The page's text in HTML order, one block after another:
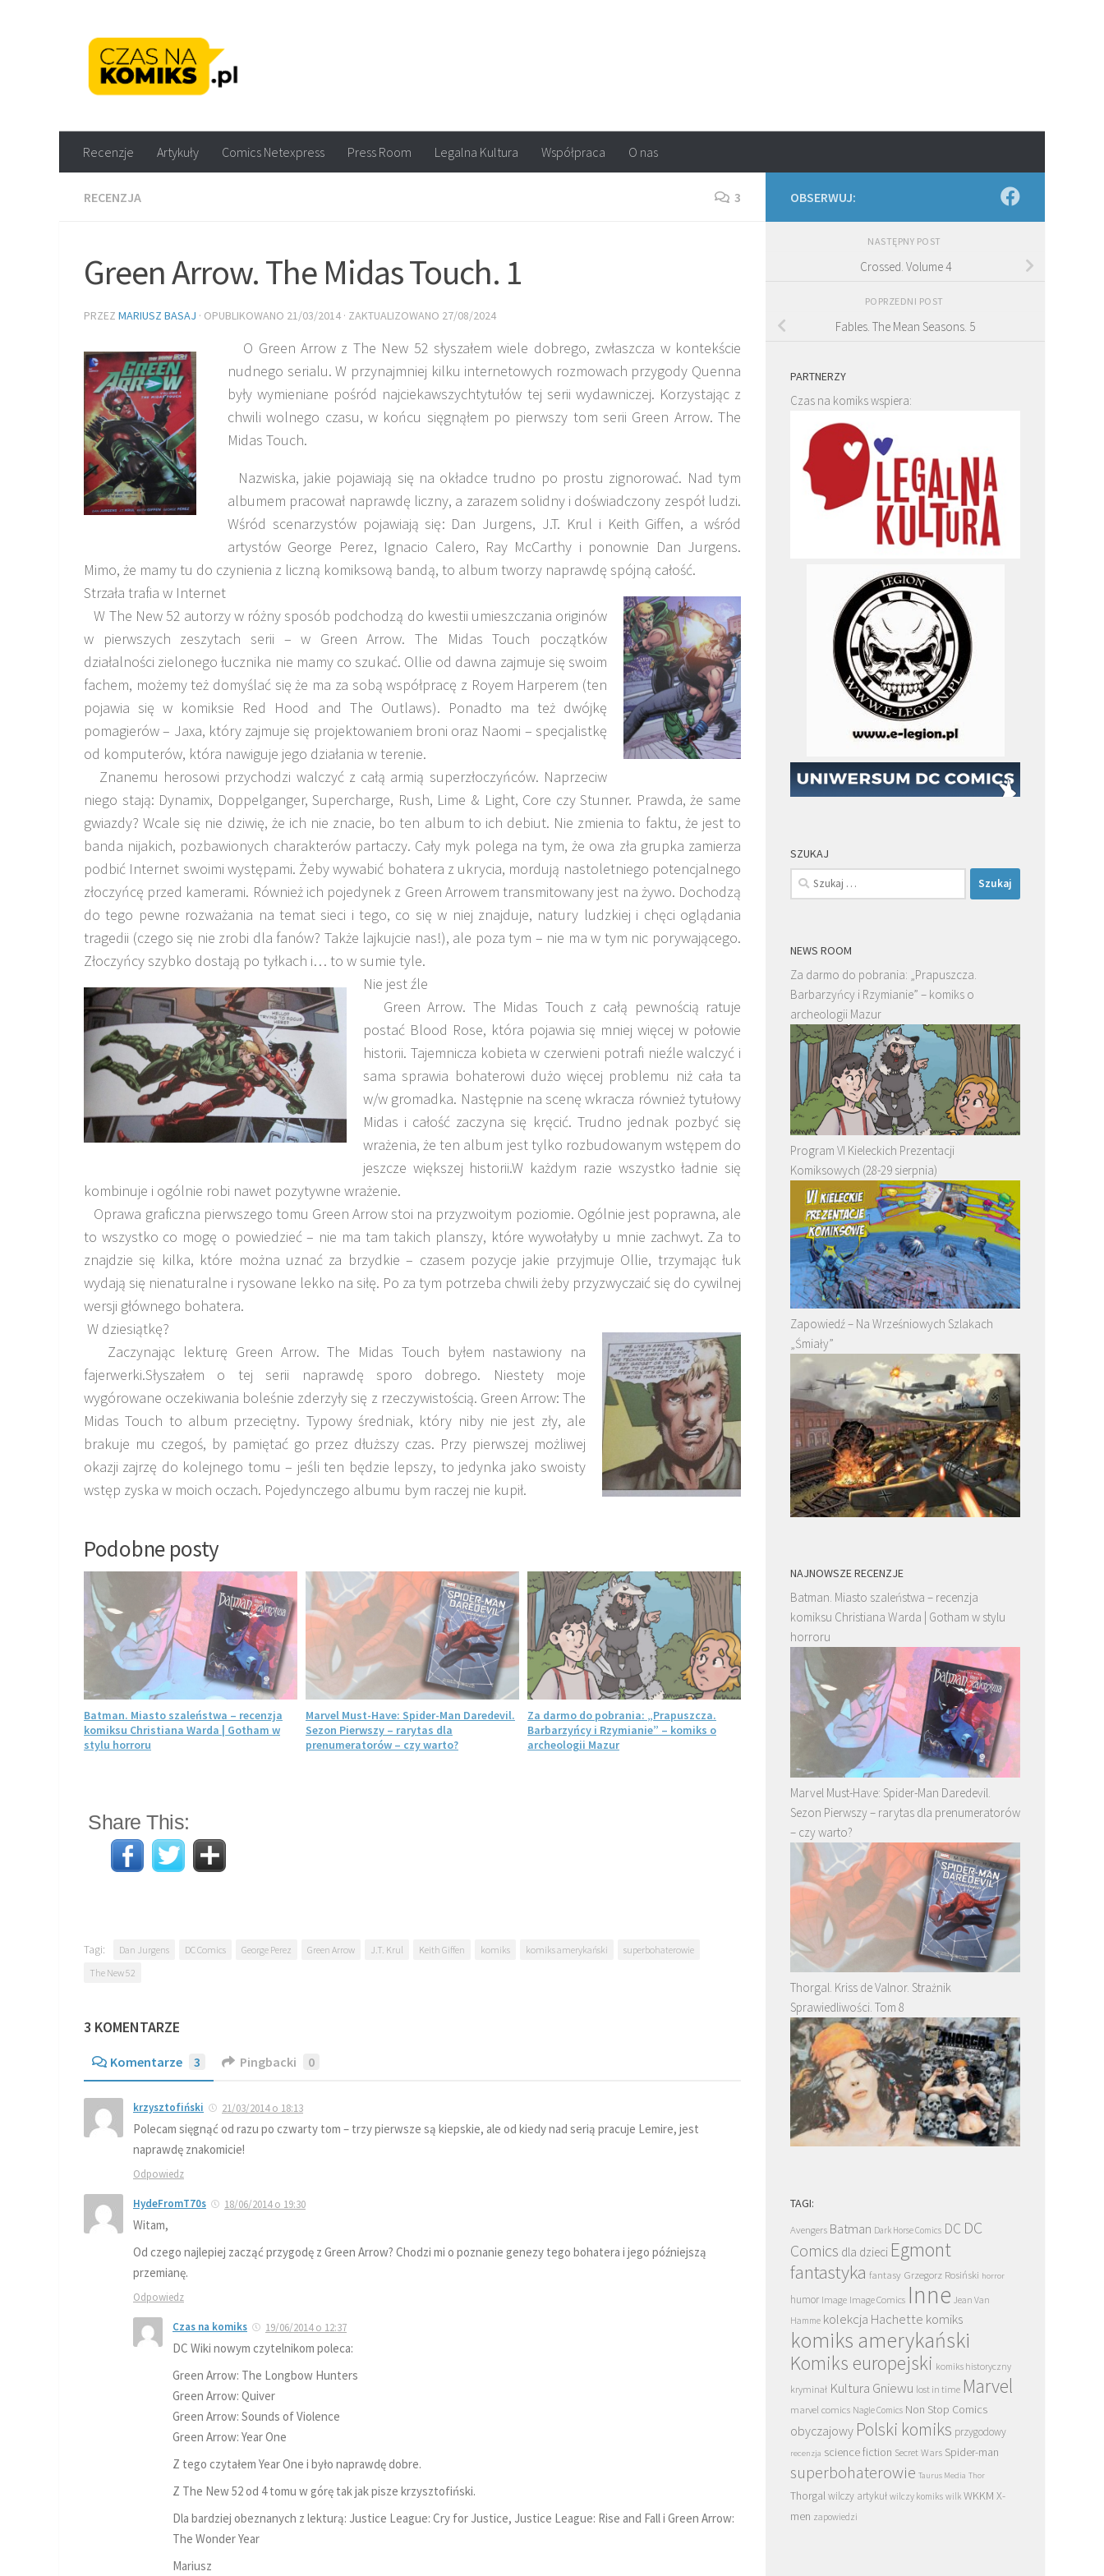
Recenzje Artykuły Comics Netexpress Press Room Legalna Kultura Współpraca O nas
RECENZJA 3
Green Arrow. The Midas Touch. 1
PRZEZ MARIUSZ BASAJ · OPUBLIKOWANO 21/03/2014 · ZAKTUALIZOWANO 27/08/2024
O Green Arrow z The New 52 słyszałem wiele dobrego, zwłaszcza w kontekście
nudnego serialu. W przynajmniej kilku internetowych rozmowach przygody Quenna
były wymieniane pośród najciekawszychtytułów tej serii wydawniczej. Korzystając z
chwili wolnego czasu, w końcu sięgnąłem po pierwszy tom serii Green Arrow. The
Midas Touch.
Nazwiska, jakie pojawiają się na okładce trudno po prostu zignorować. Nad tym
albumem pracował naprawdę liczny, a zarazem solidny i doświadczony zespół ludzi.
Wśród scenarzystów pojawiają się: Dan Jurgens, J.T. Krul i Keith Giffen, a wśród
artystów George Perez, Ignacio Calero, Ray McCarthy i ponownie Dan Jurgens.
Mimo, że mamy tu do czynienia z liczną komiksową bandą, to album tworzy naprawdę spójną całość.
Strzała trafia w Internet
W The New 52 autorzy w różny sposób podchodzą do kwestii umieszczania originów
w pierwszych zeszytach serii – w Green Arrow. The Midas Touch początków
działalności zielonego łucznika nie mamy co szukać. Ollie od dawna zajmuje się swoim
fachem, możemy też domyślać się że ma za sobą współpracę z Royem Harperem (ten
pojawia się w komiksie Red Hood and The Outlaws). Ponadto ma też dwójkę
pomagierów – Jaxa, który zajmuje się projektowaniem broni oraz Naomi – specjalistkę
od komputerów, która nawiguje jego działania w terenie.
Znanemu herosowi przychodzi walczyć z całą armią superzłoczyńców. Naprzeciw
niego stają: Dynamix, Doppelganger, Supercharge, Rush, Lime & Light, Core czy Stunner. Prawda, że same
gwiazdy? Wcale się nie dziwię, że ich nie znacie, bo ten album to ich debiut. Nie zmienia to faktu, że jest to
banda nijakich, pozbawionych charakterów partaczy. Cały myk polega na tym, że owa zła grupka zamierza
podbić Internet swoimi występami. Żeby wywabić bohatera z ukrycia, mordują nastoletniego potencjalnego
złoczyńcę przed kamerami. Również ich pojedynek z Green Arrowem transmitowany jest na żywo. Dochodzą
do tego pewne rozważania na temat sieci i tego, co się w niej znajduje, natury ludzkiej i chęci oglądania
tragedii (czego się nie zrobi dla fanów? Także lajkujcie nas!), ale poza tym – nie ma w tym nic porywającego.
Złoczyńcy szybko dostają po tyłkach i… to w sumie tyle.
Nie jest źle
Green Arrow. The Midas Touch z całą pewnością ratuje
postać Blood Rose, która pojawia się mniej więcej w połowie
historii. Tajemnicza kobieta w czerwieni potrafi nieźle walczyć i
sama sprawia bohaterowi dużo więcej problemu niż cała ta
w/w gromadka. Następnie na scenę wkracza również tytułowy
Midas i całość zaczyna się kręcić. Trudno jednak pozbyć się
wrażenia, że ten album jest tylko rozbudowanym wstępem do
jeszcze większej historii.W każdym razie wszystko ładnie się
kombinuje i ogólnie robi nawet pozytywne wrażenie.
Oprawa graficzna pierwszego tomu Green Arrow stoi na przyzwoitym poziomie. Ogólnie jest poprawna, ale
to wszystko co mogę o powiedzieć – nie ma tam takich planszy, które wywołałyby u mnie zachwyt. Za to
znajdzie się kilka, które można uznać za brzydkie – czasem pozycje jakie przyjmuje Ollie, trzymając łuk
wydają się nienaturalne i rysowane lekko na siłę. Po za tym potrzeba chwili żeby przyzwyczaić się do cywilnej
wersji głównego bohatera.
W dziesiątkę?
Zaczynając lekturę Green Arrow. The Midas Touch byłem nastawiony na
fajerwerki.Słyszałem o tej serii naprawdę sporo dobrego. Niestety moje
wygórowane oczekiwania boleśnie zderzyły się z rzeczywistością. Green Arrow: The
Midas Touch to album przeciętny. Typowy średniak, który niby nie jest zły, ale
brakuje mu czegoś, by pamiętać go przez dłuższy czas. Przy pierwszej możliwej
okazji zajrzę do kolejnego tomu – jeśli ten będzie lepszy, to jedynka jako swoisty
wstęp zyska w moich oczach. Pojedynczego albumu bym raczej nie kupił.
Podobne posty
Batman. Miasto szaleństwa – recenzja
komiksu Christiana Warda | Gotham w
stylu horroru
Marvel Must-Have: Spider-Man Daredevil.
Sezon Pierwszy – rarytas dla
prenumeratorów – czy warto?
Za darmo do pobrania: „Prapuszcza.
Barbarzyńcy i Rzymianie” – komiks o
archeologii Mazur
G.I. Joe. Wojna z Drednokami. Tom 3 –
recenzja. Energon Universe z gazem
wdepniętym w podgłogę
Smarkula. California
recenzja. Nie Scott
wciąż przyciąga
Share This:
Tagi: Dan Jurgens DC Comics George Perez Green Arrow J.T. Krul Keith Giffen komiks komiks amerykański
superbohaterowie
The New 52
3 KOMENTARZE
Komentarze 3 Pingbacki 0
krzysztofiński 21/03/2014 o 18:13
Polecam sięgnąć od razu po czwarty tom – trzy pierwsze są kiepskie, ale od kiedy nad serią pracuje Lemire, jest
naprawdę znakomicie!
Odpowiedz
HydeFromT70s 18/06/2014 o 19:30
Witam,
Od czego najlepiej zacząć przygodę z Green Arrow? Chodzi mi o poznanie genezy tego bohatera i jego późniejszą
przemianę.
Odpowiedz
Czas na komiks 19/06/2014 o 12:37
DC Wiki nowym czytelnikom poleca:
Green Arrow: The Longbow Hunters
Green Arrow: Quiver
Green Arrow: Sounds of Violence
Green Arrow: Year One
Z tego czytałem Year One i było naprawdę dobre.
Z The New 52 od 4 tomu w górę tak jak pisze krzysztofiński.
Dla bardziej obeznanych z lekturą: Justice League: Cry for Justice, Justice League: Rise and Fall i Green Arrow:
The Wonder Year
Mariusz
OBSERWUJ:
NASTĘPNY POST
Crossed. Volume 4
POPRZEDNI POST
Fables. The Mean Seasons. 5
PARTNERZY
Czas na komiks wspiera:
SZUKAJ
Szukaj:
NEWS ROOM
Za darmo do pobrania: „Prapuszcza.
Barbarzyńcy i Rzymianie” – komiks o
archeologii Mazur
Program VI Kieleckich Prezentacji
Komiksowych (28-29 sierpnia)
Zapowiedź – Na Wrześniowych Szlakach
„Śmiały”
NAJNOWSZE RECENZJE
Batman. Miasto szaleństwa – recenzja
komiksu Christiana Warda | Gotham w stylu
horroru
Marvel Must-Have: Spider-Man Daredevil.
Sezon Pierwszy – rarytas dla prenumeratorów
– czy warto?
Thorgal. Kriss de Valnor. Strażnik
Sprawiedliwości. Tom 8
TAGI:
Avengers Batman Dark Horse Comics DC DC
Comics dla dzieci Egmont
fantastyka fantasy Grzegorz Rosiński horror
humor Image Image Comics Inne Jean Van
Hamme kolekcja Hachette komiks
komiks amerykański
Komiks europejski komiks historyczny
kryminał Kultura Gniewu lost in time Marvel
marvel comics Nagle Comics Non Stop Comics
obyczajowy Polski komiks przygodowy
recenzja science fiction Secret Wars Spider-man
superbohaterowie Taurus Media Thor
Thorgalwilczy artykuł wilczy komiks wilk WKKM X-
men zapowiedzi